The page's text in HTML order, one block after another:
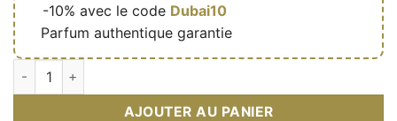
-10% avec le code Dubai10
Parfum authentique garantie
quantité de Eau de parfum White Forest Strawberry (La Fede)
AJOUTER AU PANIER